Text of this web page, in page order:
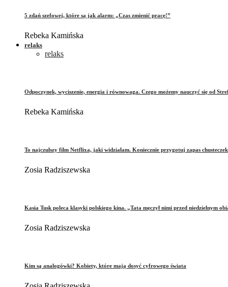
5 zdań szefowej, które są jak alarm: „Czas zmienić pracę!”
Rebeka Kamińska
relaks
relaks
Odpoczynek, wyciszenie, energia i równowaga. Czego możemy nauczyć się od
Rebeka Kamińska
To najczulszy film Netflixa, jaki widziałam. Koniecznie przygotuj zapas chusteczek
Zosia Radziszewska
Kasia Tusk poleca klasyki polskiego kina. „Tata męczył nimi przed niedzielnym
Zosia Radziszewska
Kim są analogówki? Kobiety, które mają dosyć cyfrowego świata